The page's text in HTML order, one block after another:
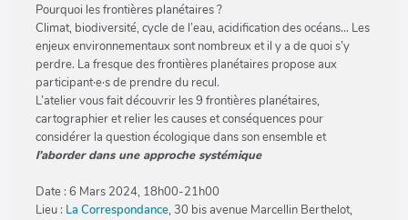
Pourquoi les frontières planétaires ?
Climat, biodiversité, cycle de l’eau, acidification des océans… Les
enjeux environnementaux sont nombreux et il y a de quoi s’y
perdre. La fresque des frontières planétaires propose aux
participant·e·s de prendre du recul.
L’atelier vous fait découvrir les 9 frontières planétaires,
cartographier et relier les causes et conséquences pour
considérer la question écologique dans son ensemble et
l’aborder dans une approche systémique
Date : 6 Mars 2024, 18h00-21h00
Lieu : La Correspondance, 30 bis avenue Marcellin Berthelot,